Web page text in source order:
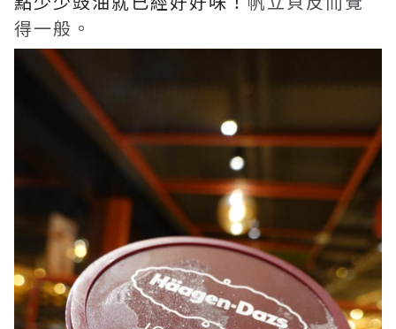
得一般。